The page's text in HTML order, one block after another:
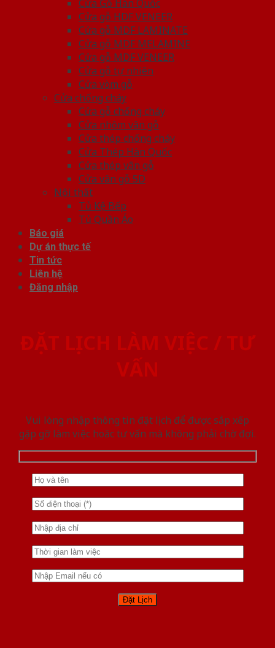
Cửa Gỗ Hàn Quốc
Cửa gỗ HDF VENEER
Cửa gỗ MDF LAMINATE
Cửa gỗ MDF MELAMINE
Cửa gỗ MDF VENEER
Cửa gỗ tự nhiên
Cửa vòm gỗ
Cửa chống cháy
Cửa gỗ chống cháy
Cửa nhôm vân gỗ
Cửa thép chống cháy
Cửa Thép Hàn Quốc
Cửa thép vân gỗ
Cửa vân gỗ 5D
Nội thất
Tủ Kệ Bếp
Tủ Quần Áo
Báo giá
Dự án thực tế
Tin tức
Liên hệ
Đăng nhập
ĐẶT LỊCH LÀM VIỆC / TƯ
VẤN
Vui lòng nhập thông tin đặt lịch để được sắp xếp
gặp gỡ làm việc hoăc tư vấn mà không phải chờ đợi.